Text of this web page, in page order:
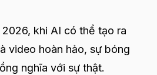
khi AI có thể tạo ra
video hoàn hảo, sự bóng
nghĩa với sự thật.